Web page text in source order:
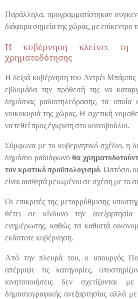
Παράλληλα, προγραμματίστηκαν
διάφορα σημεία της χώρας, με επίκεντρο
Η κυβέρνηση κλείνει τη
χρηματοδότησης
Η δεξιά κυβέρνηση του Αντρέι Μπάμπις
εβδομάδα την πρόθεσή της να
δημόσιας ραδιοτηλεόρασης, τα
νοικοκυριά της χώρας. Η σχετική
να τεθεί προς έγκριση στο κοινοβούλιο.
Σύμφωνα με το κυβερνητικό σχέδιο, η
δημόσιο ραδιόφωνο θα
τον κρατικό προϋπολογισμό. Ωστόσο,
είναι αισθητά μειωμένοι σε σχέση με το
Οι επικριτές της μεταρρύθμισης
θέτει σε κίνδυνο την
ενημέρωσης, καθώς τα καθιστά
εκάστοτε κυβέρνηση.
Από την πλευρά του, ο υπουργός
απέρριψε τις κατηγορίες,
κινητοποιήσεις δεν σχετίζονται
δημοσιογραφικής ανεξαρτησίας αλλά